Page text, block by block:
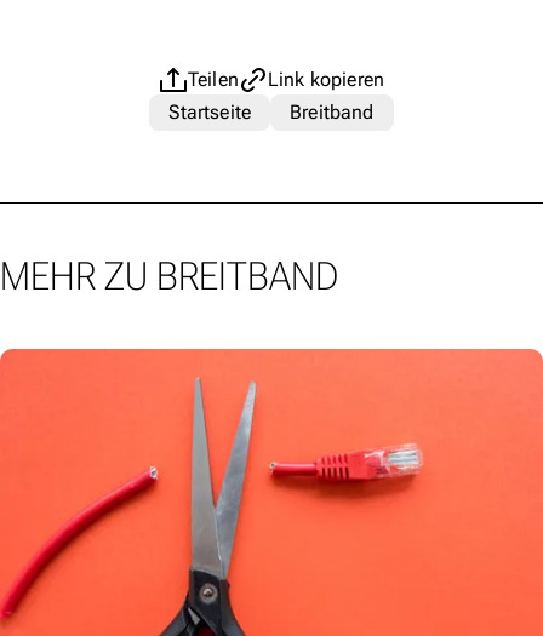
Teilen
Link kopieren
Startseite
Breitband
MEHR ZU BREITBAND